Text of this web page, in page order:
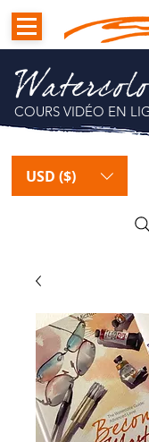
COURS VIDÉO EN
USD ($)